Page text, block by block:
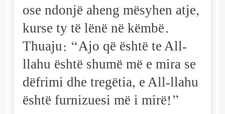
ose ndonjë aheng mësyhen atje,
kurse ty të lënë në këmbë.
Thuaju: “Ajo që është te All-
llahu është shumë më e mira se
dëfrimi dhe tregëtia, e All-llahu
është furnizuesi më i mirë!”